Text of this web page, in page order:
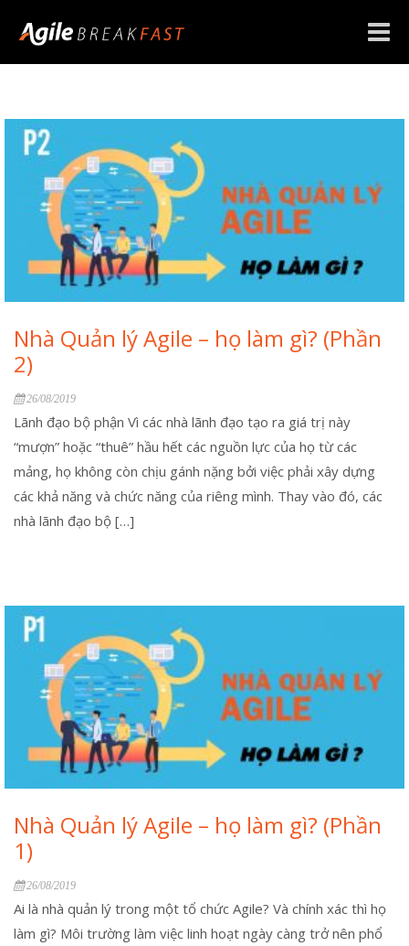
Toggle
Nhà Quản lý Agile – họ làm gì? (Phần
2)
26/08/2019
Lãnh đạo bộ phận Vì các nhà lãnh đạo tạo ra giá trị này
“mượn” hoặc “thuê” hầu hết các nguồn lực của họ từ các
mảng, họ không còn chịu gánh nặng bởi việc phải xây dựng
các khả năng và chức năng của riêng mình. Thay vào đó, các
nhà lãnh đạo bộ […]
Nhà Quản lý Agile – họ làm gì? (Phần
1)
26/08/2019
Ai là nhà quản lý trong một tổ chức Agile? Và chính xác thì họ
làm gì? Môi trường làm việc linh hoạt ngày càng trở nên phổ